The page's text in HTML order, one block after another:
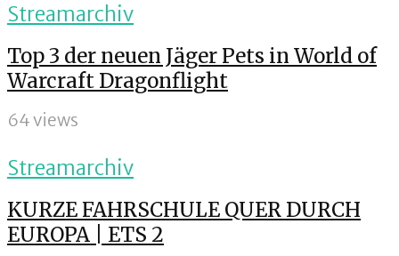
Streamarchiv
Top 3 der neuen Jäger Pets in World of
Warcraft Dragonflight
64 views
Streamarchiv
KURZE FAHRSCHULE QUER DURCH
EUROPA | ETS 2